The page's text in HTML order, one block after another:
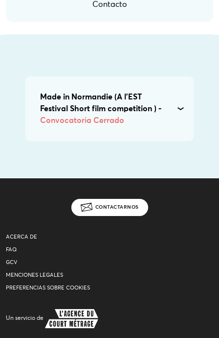
Contacto
Made in Normandie (A l'EST
Festival Short film competition ) -
Convocatoria Cerrado
CONTACTARNOS
ACERCA DE
FAQ
GCV
MENCIONES LEGALES
PREFERENCIAS SOBRE COOKIES
Un servicio de